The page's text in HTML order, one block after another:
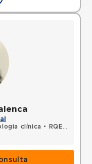
clínica •
RQE 11414 - Clínica médica